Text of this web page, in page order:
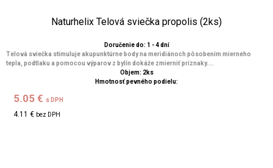
Naturhelix Telová sviečka propolis (2ks)
Doručenie do: 1 - 4 dní
Telová sviečka stimuluje akupunktúrne body na meridiánoch pôsobením mierneho
tepla, podtlaku a pomocou výparov z bylín dokáže zmierniť príznaky....
Objem: 2ks
Hmotnosť pevného podielu:
5.05 € s DPH
4.11 € bez DPH